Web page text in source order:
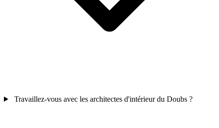
Travaillez-vous avec les architectes d'intérieur du Doubs ?